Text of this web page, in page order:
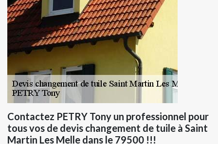
Contactez PETRY Tony un professionnel pour
tous vos de devis changement de tuile à Saint
Martin Les Melle dans le 79500 !!!